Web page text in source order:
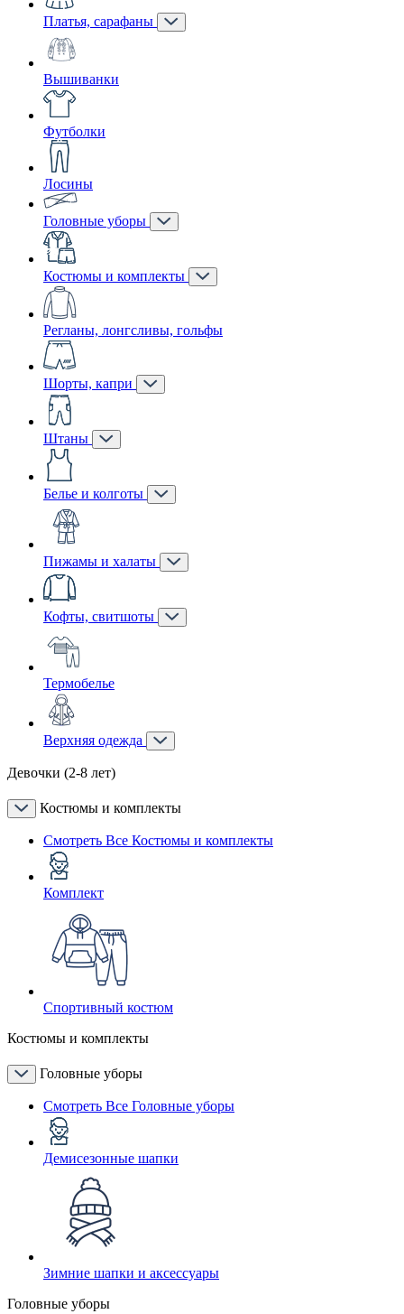
Платья, сарафаны
Вышиванки
Футболки
Лосины
Головные уборы
Костюмы и комплекты
Регланы, лонгсливы, гольфы
Шорты, капри
Штаны
Белье и колготы
Пижамы и халаты
Кофты, свитшоты
Термобелье
Верхняя одежда
Девочки (2-8 лет)
Костюмы и комплекты
Смотреть Все Костюмы и комплекты
Комплект
Спортивный костюм
Костюмы и комплекты
Головные уборы
Смотреть Все Головные уборы
Демисезонные шапки
Зимние шапки и аксессуары
Головные уборы